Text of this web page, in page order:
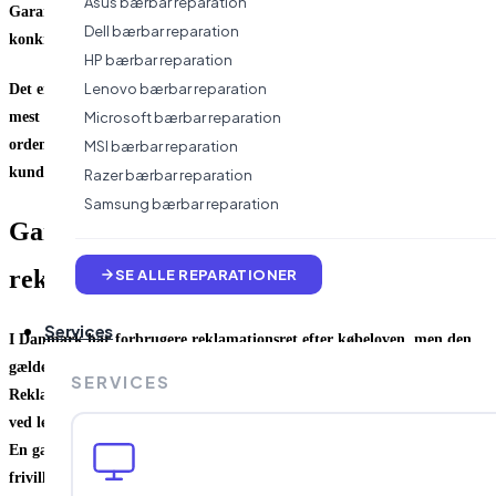
Dell bærbar reparation
HP bærbar reparation
Lenovo bærbar reparation
Microsoft bærbar reparation
MSI bærbar reparation
Razer bærbar reparation
Samsung bærbar reparation
SE ALLE REPARATIONER
Services
SERVICES
Garantien gælder altså ikke nødvendigvis hele enheden, men den
konkrete reparation.
Det er også her, seriøse værksteder skiller sig ud. En lang garanti giver
mest værdi, når den er koblet sammen med dokumenteret fejlfinding,
ordentlige reservedele og tydelig kommunikation. Ellers risikerer
kunden stadig diskussioner om ansvar, når noget går galt senere.
Garanti er ikke det samme som
reklamationsret
I Danmark har forbrugere reklamationsret efter købeloven, men den
gælder ikke på helt samme måde som en garanti på en reparation.
Reklamationsretten handler grundlæggende om fejl, der var til stede
ved levering eller viser sig som følge af noget oprindeligt mangelfuldt.
En garanti er derimod en ekstra sikkerhed, som virksomheden
frivilligt stiller og selv definerer inden for rimelige rammer.